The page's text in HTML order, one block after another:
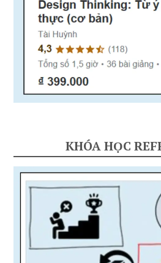
KHÓA HỌC